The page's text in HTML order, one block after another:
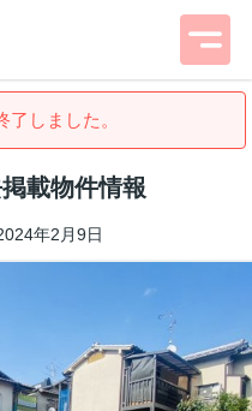
しました。
載物件情報
年2月9日